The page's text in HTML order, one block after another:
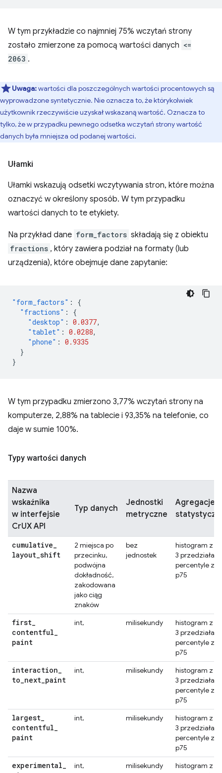
W tym przykładzie co najmniej 75% wczytań strony
zostało zmierzone za pomocą wartości danych <=
2063 .
Uwaga:wartości dla poszczególnych wartości procentowych są
wyprowadzone syntetycznie. Nie oznacza to, że którykolwiek
użytkownik rzeczywiście uzyskał wskazaną wartość. Oznacza to
tylko, że w przypadku pewnego odsetka wczytań strony wartość
danych była mniejsza od podanej wartości.
Ułamki
Ułamki wskazują odsetki wczytywania stron, które można
oznaczyć w określony sposób. W tym przypadku
wartości danych to te etykiety.
Na przykład dane form_factors składają się z obiektu
fractions , który zawiera podział na formaty (lub
urządzenia), które obejmuje dane zapytanie:
"form_factors" :
{
"fractions" :
{
"desktop" : 0.0377,
"tablet" : 0.0288,
"phone" : 0.9335
}
}
W tym przypadku zmierzono 3,77% wczytań strony na
komputerze, 2,88% na tablecie i 93,35% na telefonie, co
daje w sumie 100%.
Typy wartości danych
Nazwa
wskaźnika
w interfejsie
CrUX API
Typ danych
Jednostki
metryczne
Agregacje
cumulative_
layout_shift
2 miejsca po
przecinku,
podwójna
dokładność,
zakodowana
jako ciąg
znaków
bez
jednostek
histogram z
3
percentyle z
p75
first_
contentful_
paint
int, milisekundy
histogram z
3
percentyle z
p75
interaction_
to_next_paint
int, milisekundy
histogram z
3
percentyle z
p75
largest_
contentful_
paint
int, milisekundy
histogram z
3
percentyle z
p75
experimental_
int, milisekundy
histogram z